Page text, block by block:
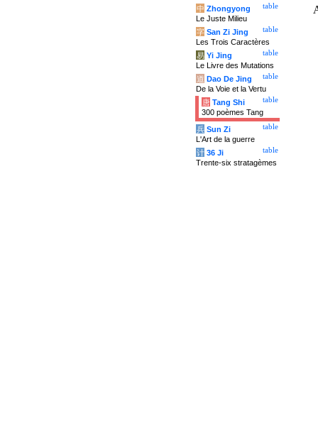
table
中 Zhongyong
Le Juste Milieu
table
字 San Zi Jing
Les Trois Caractères
table
易 Yi Jing
Le Livre des Mutations
table
道 Dao De Jing
De la Voie et la Vertu
table
唐 Tang Shi
300 poèmes Tang
table
兵 Sun Zi
L'Art de la guerre
table
计 36 Ji
Trente-six stratagèmes